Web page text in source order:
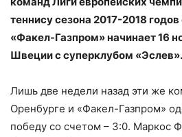
теннису сезона 2017-2018
«Факел-Газпром» начинает 16
Швеции с суперклубом «Эслев».
Лишь две недели назад эти же
Оренбурге и «Факел-Газпром»
победу со счетом – 3:0. Маркос